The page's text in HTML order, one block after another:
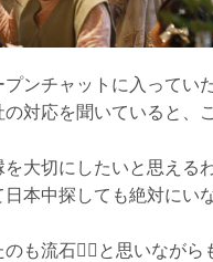
ンチャットに入ってい
対応を聞いていると、
大切にしたいと思える
本中探しても絶対にい
も流石👍🏻と思いながら